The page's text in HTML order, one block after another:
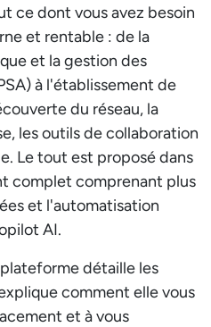
ce dont vous avez besoin
et rentable : de la
et la gestion des
à l'établissement de
du réseau, la
les outils de collaboration
Le tout est proposé dans
complet comprenant plus
et l'automatisation
AI.
détaille les
comment elle vous
et à vous